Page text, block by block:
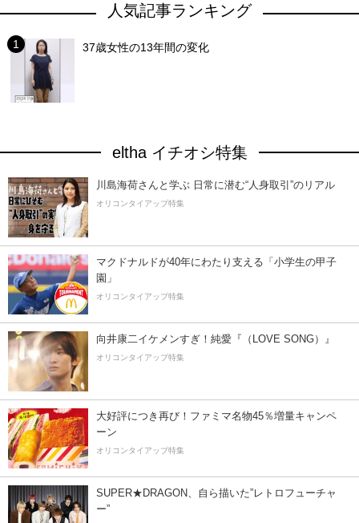
人気記事ランキング
37歳女性の13年間の変化
eltha イチオシ特集
川島海荷さんと学ぶ 日常に潜む“人身取引”のリアル
オリコンタイアップ特集
マクドナルドが40年にわたり支える「小学生の甲子
園」
オリコンタイアップ特集
向井康二イケメンすぎ！純愛『（LOVE SONG）』
オリコンタイアップ特集
大好評につき再び！ファミマ名物45％増量キャンペ
ーン
オリコンタイアップ特集
SUPER★DRAGON、自ら描いた”レトロフューチャ
ー”